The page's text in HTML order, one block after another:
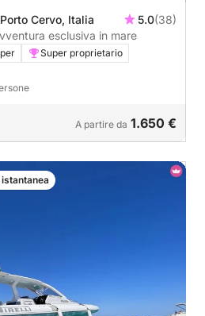
Cervo, Italia 5.0(38)
esclusiva in mare
Super proprietario
A partire da 1.650 €